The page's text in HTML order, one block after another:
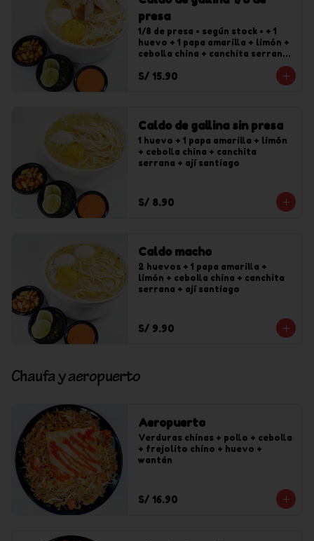
presa
1/8 de presa • según stock • + 1
huevo + 1 papa amarilla + limón +
cebolla china + canchita serrana
S/ 15.90
Caldo de gallina sin presa
1 huevo + 1 papa amarilla + limón
+ cebolla china + canchita
serrana + ají santiago
S/ 8.90
Caldo macho
2 huevos + 1 papa amarilla +
limón + cebolla china + canchita
serrana + ají santiago
S/ 9.90
Chaufa y aeropuerto
Aeropuerto
Verduras chinas + pollo + cebolla
+ frejolito chino + huevo +
wantán
S/ 16.90